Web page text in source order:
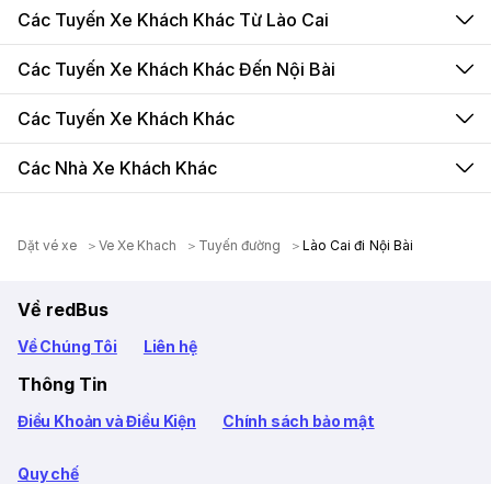
Các Tuyến Xe Khách Khác Từ Lào Cai
Các Tuyến Xe Khách Khác Đến Nội Bài
Các Tuyến Xe Khách Khác
Các Nhà Xe Khách Khác
Dặt vé xe Ve Xe Khach Tuyến đường Lào Cai đi Nội Bài
Về redBus
Về Chúng Tôi Liên hệ
Thông Tin
Điều Khoản và Điều Kiện Chính sách bảo mật
Quy chế